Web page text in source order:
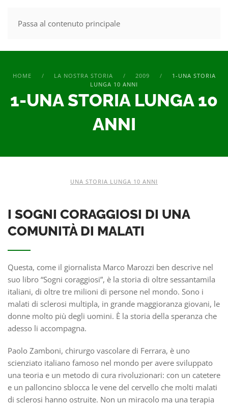
Passa al contenuto principale
MENU
HOME LA NOSTRA STORIA 2009
1-UNA STORIA
LUNGA 10 ANNI
1-UNA STORIA LUNGA 10
ANNI
UNA STORIA LUNGA 10 ANNI
I SOGNI CORAGGIOSI DI UNA
COMUNITÀ DI MALATI
Questa, come il giornalista Marco Marozzi ben descrive nel
suo libro “Sogni coraggiosi”, è la storia di oltre sessantamila
italiani, di oltre tre milioni di persone nel mondo. Sono i
malati di sclerosi multipla, in grande maggioranza giovani, le
donne molto più degli uomini. È la storia della speranza che
adesso li accompagna.
Paolo Zamboni, chirurgo vascolare di Ferrara, è uno
scienziato italiano famoso nel mondo per avere sviluppato
una teoria e un metodo di cura rivoluzionari: con un catetere
e un palloncino sblocca le vene del cervello che molti malati
di sclerosi hanno ostruite. Non un miracolo ma una terapia